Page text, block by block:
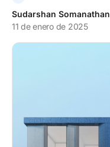
Sudarshan Somanathan
11 de enero de 2025